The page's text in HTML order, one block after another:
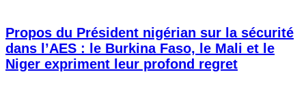
Propos du Président nigérian sur la sécurité
dans l’AES : le Burkina Faso, le Mali et le
Niger expriment leur profond regret